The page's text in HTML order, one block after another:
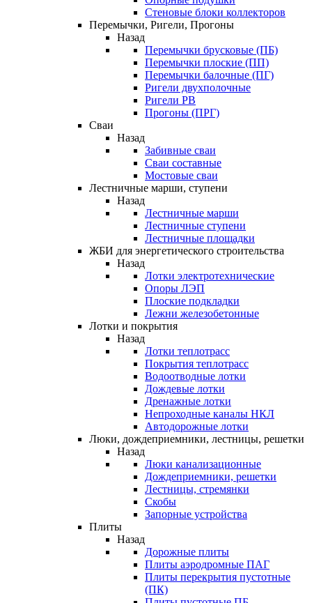
Стеновые блоки коллекторов
Перемычки, Ригели, Прогоны
Назад
Перемычки брусковые (ПБ)
Перемычки плоские (ПП)
Перемычки балочные (ПГ)
Ригели двухполочные
Ригели РВ
Прогоны (ПРГ)
Сваи
Назад
Забивные сваи
Сваи составные
Мостовые сваи
Лестничные марши, ступени
Назад
Лестничные марши
Лестничные ступени
Лестничные площадки
ЖБИ для энергетического строительства
Назад
Лотки электротехнические
Опоры ЛЭП
Плоские подкладки
Лежни железобетонные
Лотки и покрытия
Назад
Лотки теплотрасс
Покрытия теплотрасс
Водоотводные лотки
Дождевые лотки
Дренажные лотки
Непроходные каналы НКЛ
Автодорожные лотки
Люки, дождеприемники, лестницы, решетки
Назад
Люки канализационные
Дождеприемники, решетки
Лестницы, стремянки
Скобы
Запорные устройства
Плиты
Назад
Дорожные плиты
Плиты аэродромные ПАГ
Плиты перекрытия пустотные
(ПК)